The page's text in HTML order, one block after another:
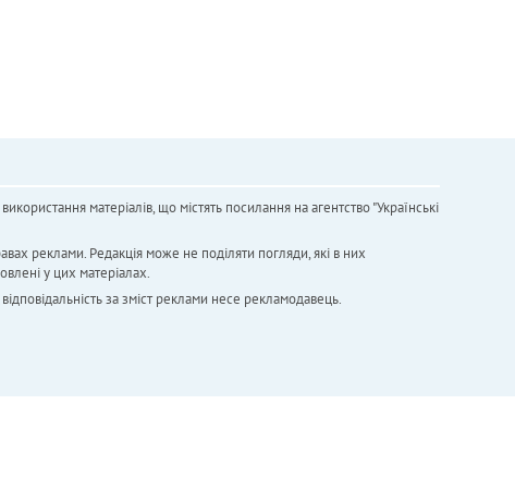
матеріалів, що містять посилання на агентство "Українськi
реклами. Редакція може не поділяти погляди, які в них
у цих матеріалах.
за зміст реклами несе рекламодавець.